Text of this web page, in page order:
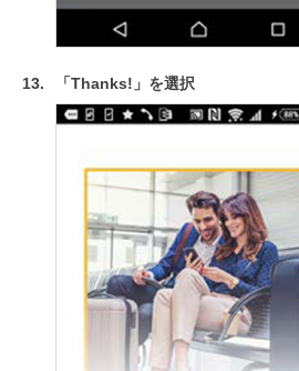
「Thanks!」を選択